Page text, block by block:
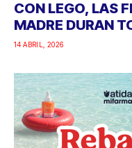
CON LEGO, LAS
MADRE DURAN
14 ABRIL, 2026